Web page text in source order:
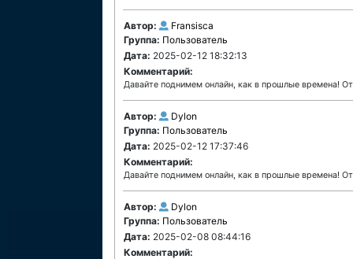
Автор:
Fransisca
Группа: Пользователь
Дата: 2025-02-12 18:32:13
Комментарий:
Давайте поднимем онлайн, как в прошлые времена!
Автор:
Dylon
Группа: Пользователь
Дата: 2025-02-12 17:37:46
Комментарий:
Давайте поднимем онлайн, как в прошлые времена!
Автор:
Dylon
Группа: Пользователь
Дата: 2025-02-08 08:44:16
Комментарий: